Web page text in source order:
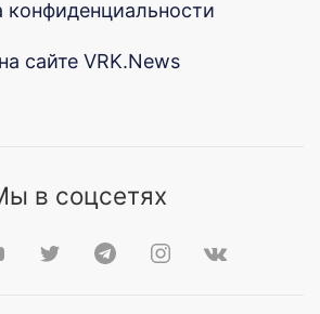
конфиденциальности
сайте VRK.News
в соцсетях